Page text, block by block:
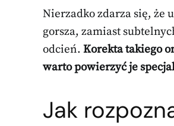
Nierzadko zdarza się, że
gorsza, zamiast
odcień. Korekta takiego
warto powierzyć je
Jak